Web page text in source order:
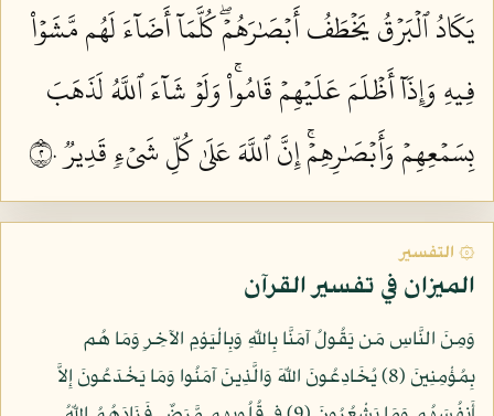
يَكَادُ ٱلۡبَرۡقُ يَخۡطَفُ أَبۡصَٰرَهُمۡۖ كُلَّمَآ أَضَآءَ لَهُم مَّشَوۡاْ
فِيهِ وَإِذَآ أَظۡلَمَ عَلَيۡهِمۡ قَامُواْۚ وَلَوۡ شَآءَ ٱللَّهُ لَذَهَبَ
بِسَمۡعِهِمۡ وَأَبۡصَٰرِهِمۡۚ إِنَّ ٱللَّهَ عَلَىٰ كُلِّ شَيۡءٖ قَدِيرٞ ٢٠
۞ التفسير
الميزان في تفسير القرآن
وَمِنَ النَّاسِ مَن يَقُولُ آمَنَّا بِاللّهِ وَبِالْيَوْمِ الآخِرِ وَمَا هُم
بِمُؤْمِنِينَ (8) يُخَادِعُونَ اللّهَ وَالَّذِينَ آمَنُوا وَمَا يَخْدَعُونَ إِلاَّ